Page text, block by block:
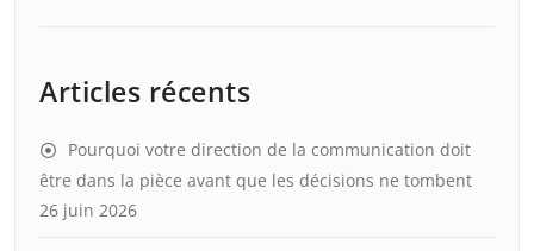
Articles récents
Pourquoi votre direction de la communication doit
être dans la pièce avant que les décisions ne tombent
26 juin 2026